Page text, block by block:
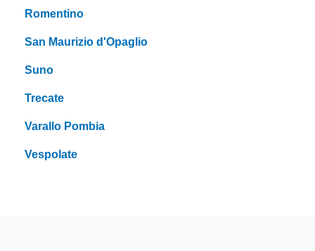
Romentino
San Maurizio d'Opaglio
Suno
Trecate
Varallo Pombia
Vespolate